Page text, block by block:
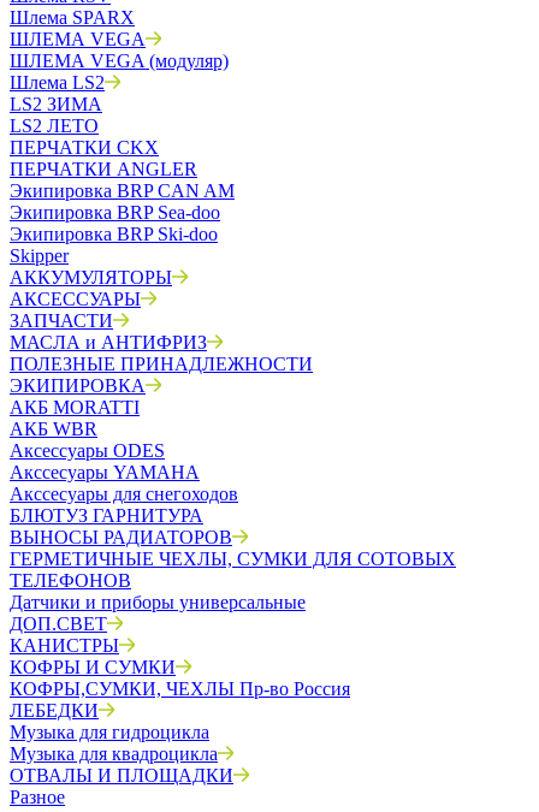
Шлема SPARX
ШЛЕМА VEGA
ШЛЕМА VEGA (модуляр)
Шлема LS2
LS2 ЗИМА
LS2 ЛЕТО
ПЕРЧАТКИ CKX
ПЕРЧАТКИ ANGLER
Экипировка BRP CAN AM
Экипировка BRP Sea-doo
Экипировка BRP Ski-doo
Skipper
АККУМУЛЯТОРЫ
АКСЕССУАРЫ
ЗАПЧАСТИ
МАСЛА и АНТИФРИЗ
ПОЛЕЗНЫЕ ПРИНАДЛЕЖНОСТИ
ЭКИПИРОВКА
АКБ MORATTI
АКБ WBR
Аксессуары ODES
Акссесуары YAMAHA
Акссесуары для снегоходов
БЛЮТУЗ ГАРНИТУРА
ВЫНОСЫ РАДИАТОРОВ
ГЕРМЕТИЧНЫЕ ЧЕХЛЫ, СУМКИ ДЛЯ СОТОВЫХ
ТЕЛЕФОНОВ
Датчики и приборы универсальные
ДОП.СВЕТ
КАНИСТРЫ
КОФРЫ И СУМКИ
КОФРЫ,СУМКИ, ЧЕХЛЫ Пр-во Россия
ЛЕБЕДКИ
Музыка для гидроцикла
Музыка для квадроцикла
ОТВАЛЫ И ПЛОЩАДКИ
Разное